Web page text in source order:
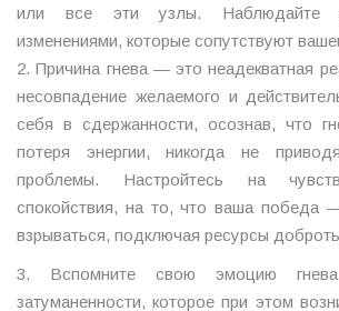
или все эти узлы. Наблюдайте
изменениями, которые сопутствуют
2. Причина гнева — это неадекватная
несовпадение желаемого и
себя в сдержанности, осознав, что
потеря энергии, никогда не
проблемы. Настройтесь на
спокойствия, на то, что ваша победа
взрываться, подключая ресурсы
3. Вспомните свою эмоцию
затуманенности, которое при этом